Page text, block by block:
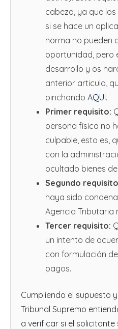
cabeza, ya que
si se hace un
norma no pueden
oportunidad, pero
desarrollo y os
anterior articulo,
pinchando AQUI.
Primer requisito:
persona física no
culpable, esto es,
con la
ocultado bienes
Segundo
haya sido
Agencia Tributaria
Tercer requisito:
un intento de
con formulación
pagos.
Cumpliendo el supuesto
Tribunal Supremo
a verificar si el